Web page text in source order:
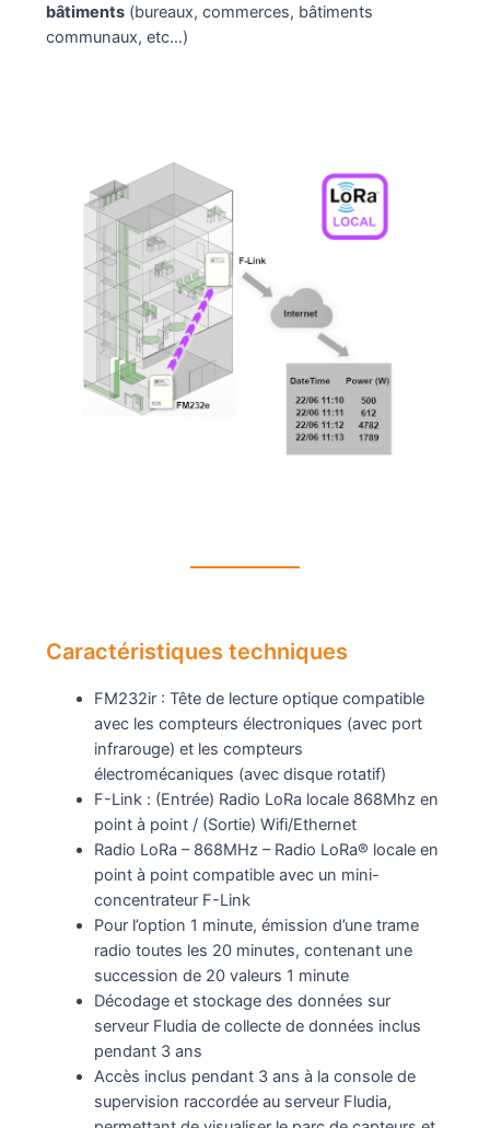
bâtiments(bureaux, commerces, bâtiments
communaux, etc…)
Caractéristiques techniques
FM232ir : Tête de lecture optique compatible
avec les compteurs électroniques (avec port
infrarouge) et les compteurs
électromécaniques (avec disque rotatif)
F-Link : (Entrée) Radio LoRa locale 868Mhz en
point à point / (Sortie) Wifi/Ethernet
Radio LoRa – 868MHz – Radio LoRa® locale en
point à point compatible avec un mini-
concentrateur F-Link
Pour l’option 1 minute, émission d’une trame
radio toutes les 20 minutes, contenant une
succession de 20 valeurs 1 minute
Décodage et stockage des données sur
serveur Fludia de collecte de données inclus
pendant 3 ans
Accès inclus pendant 3 ans à la console de
supervision raccordée au serveur Fludia,